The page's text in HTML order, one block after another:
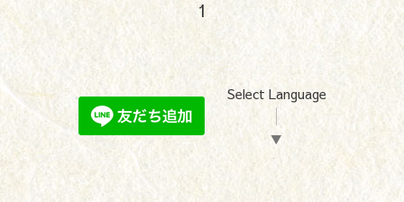
1
Select Language
▼